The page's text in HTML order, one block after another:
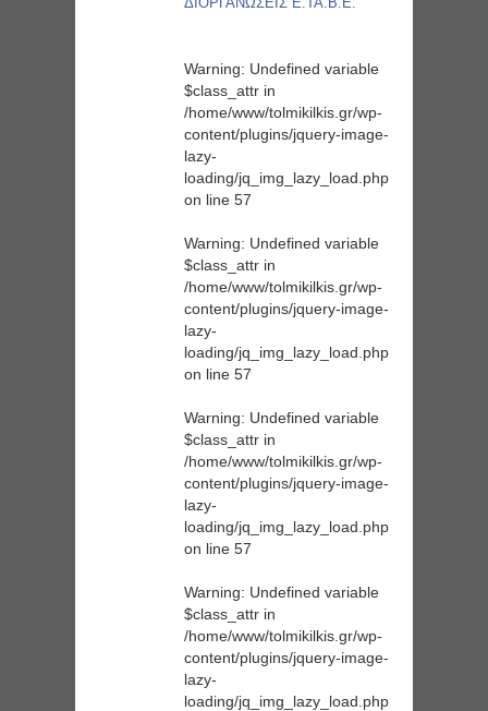
Warning: Undefined variable
$class_attr in
/home/www/tolmikilkis.gr/wp-
content/plugins/jquery-image-
lazy-
loading/jq_img_lazy_load.php
on line 57
Warning: Undefined variable
$class_attr in
/home/www/tolmikilkis.gr/wp-
content/plugins/jquery-image-
lazy-
loading/jq_img_lazy_load.php
on line 57
Warning: Undefined variable
$class_attr in
/home/www/tolmikilkis.gr/wp-
content/plugins/jquery-image-
lazy-
loading/jq_img_lazy_load.php
on line 57
Warning: Undefined variable
$class_attr in
/home/www/tolmikilkis.gr/wp-
content/plugins/jquery-image-
lazy-
loading/jq_img_lazy_load.php